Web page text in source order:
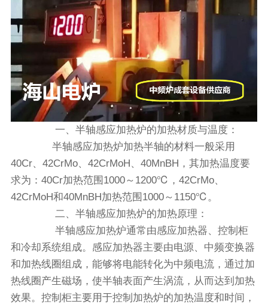
一、半轴感应加热炉的加热材质与温度：
半轴感应加热炉加热半轴的材料一般采用
40Cr、42CrMo、42CrMoH、40MnBH，其加热温度要
求为：40Cr加热范围1000～1200℃，42CrMo、
42CrMoH和40MnBH加热范围1000～1150℃。
二、半轴感应加热炉的加热原理：
半轴感应加热炉通常由感应加热器、控制柜
和冷却系统组成。感应加热器主要由电源、中频变换器
和加热线圈组成，能够将电能转化为中频电流，通过加
热线圈产生磁场，使半轴表面产生涡流，从而达到加热
效果。控制柜主要用于控制加热炉的加热温度和时间，